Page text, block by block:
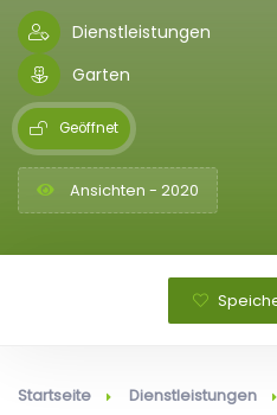
Dienstleistungen
Garten
Geöffnet
Ansichten - 2020
Startseite Dienstleistungen